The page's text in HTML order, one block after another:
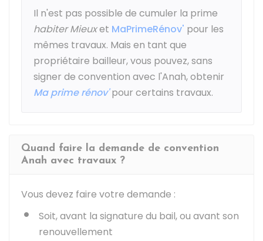
Il n'est pas possible de cumuler la prime
habiter Mieuxet MaPrimeRénov' pour les
mêmes travaux. Mais en tant que
propriétaire bailleur, vous pouvez, sans
signer de convention avec l'Anah, obtenir
Ma prime rénov'pour certains travaux.
Quand faire la demande de convention
Anah avec travaux ?
Vous devez faire votre demande :
Soit, avant la signature du bail, ou avant son
renouvellement